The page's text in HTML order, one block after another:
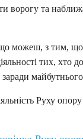
ворогу та
можеш, з тим, що
тих, хто
заради
Руху